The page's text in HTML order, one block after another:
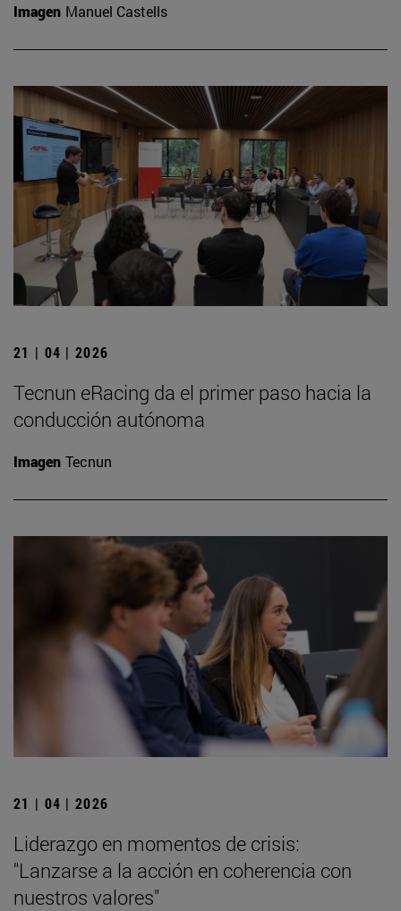
Imagen Manuel Castells
21 | 04 | 2026
Tecnun eRacing da el primer paso hacia la
conducción autónoma
Imagen Tecnun
21 | 04 | 2026
Liderazgo en momentos de crisis:
"Lanzarse a la acción en coherencia con
nuestros valores"